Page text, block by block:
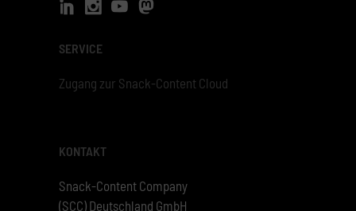
SERVICE
Zugang zur Snack-Content Cloud
KONTAKT
Snack-Content Company
(SCC) Deutschland GmbH